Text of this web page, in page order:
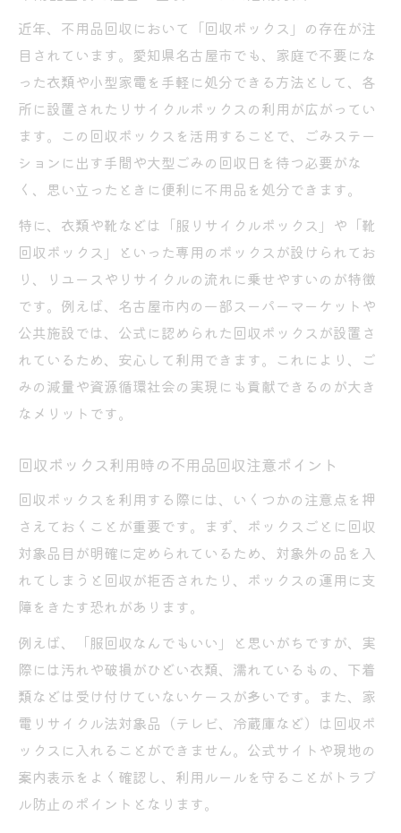
近年、不用品回収において「回収ボックス」の存在が注
目されています。愛知県名古屋市でも、家庭で不要にな
った衣類や小型家電を手軽に処分できる方法として、各
所に設置されたリサイクルボックスの利用が広がってい
ます。この回収ボックスを活用することで、ごみステー
ションに出す手間や大型ごみの回収日を待つ必要がな
く、思い立ったときに便利に不用品を処分できます。
特に、衣類や靴などは「服リサイクルボックス」や「靴
回収ボックス」といった専用のボックスが設けられてお
り、リユースやリサイクルの流れに乗せやすいのが特徴
です。例えば、名古屋市内の一部スーパーマーケットや
公共施設では、公式に認められた回収ボックスが設置さ
れているため、安心して利用できます。これにより、ご
みの減量や資源循環社会の実現にも貢献できるのが大き
なメリットです。
回収ボックス利用時の不用品回収注意ポイント
回収ボックスを利用する際には、いくつかの注意点を押
さえておくことが重要です。まず、ボックスごとに回収
対象品目が明確に定められているため、対象外の品を入
れてしまうと回収が拒否されたり、ボックスの運用に支
障をきたす恐れがあります。
例えば、「服回収なんでもいい」と思いがちですが、実
際には汚れや破損がひどい衣類、濡れているもの、下着
類などは受け付けていないケースが多いです。また、家
電リサイクル法対象品（テレビ、冷蔵庫など）は回収ボ
ックスに入れることができません。公式サイトや現地の
案内表示をよく確認し、利用ルールを守ることがトラブ
ル防止のポイントとなります。